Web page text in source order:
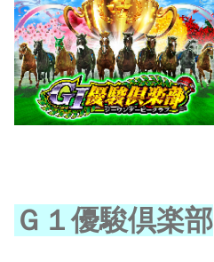
Ｇ１優駿倶楽部